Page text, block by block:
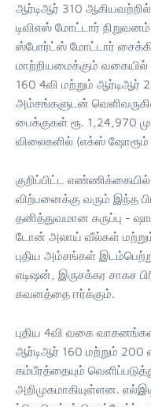
ஆர்டிஆர் 310
டிவிஎஸ் மோட்டார்
ஸ்போர்ட்ஸ் மோட்டார்
மாற்றியமைக்கும்
160 4வி மற்றும்
அம்சங்களுடன்
பைக்குகள் ரூ. 1,24,970
விலைகளில் (எக்ஸ் ஷோரூம்
குறிப்பிட்ட
விற்பனைக்கு வரும் இந்த
தனித்துவமான கருப்பு -
டோன் அலாய் வீல்கள் மற்றும்
புதிய அம்சங்கள்
எடிஷன், இருசக்கர சாகச
கவனத்தை ஈர்க்கும்.
புதிய 4வி வகை
ஆர்டிஆர் 160 மற்றும் 200
கம்பீரத்தையும்
அறிமுகமாகியுள்ளன.